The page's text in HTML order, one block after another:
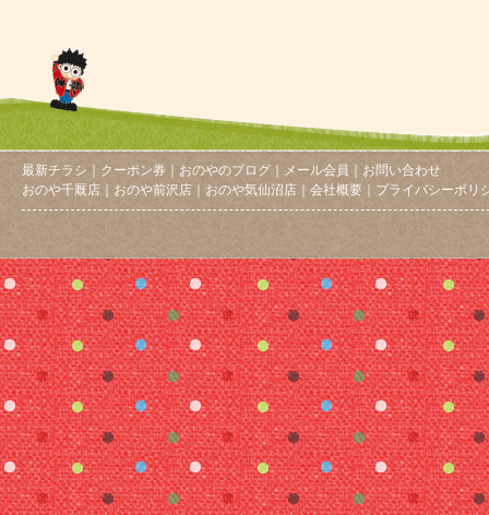
最新チラシ クーポン券 おのやのブログ メール会員
お問い合わせ
おのや千厩店
おのや前沢店 おのや気仙沼店 会社概要 プライバシーポリ